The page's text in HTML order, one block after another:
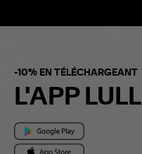
-10% EN TÉLÉCHARGEANT
L'APP LULLI